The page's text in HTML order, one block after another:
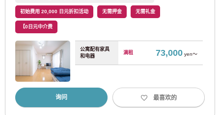
初始费用 20,000 日元折扣活动 无需押金 无需礼金
【0日元中介费
公寓配有家具
和电器
满租 73,000yen～
询问 最喜欢的
JR东日本
JR东海道本线 (37)
近畿日本铁道